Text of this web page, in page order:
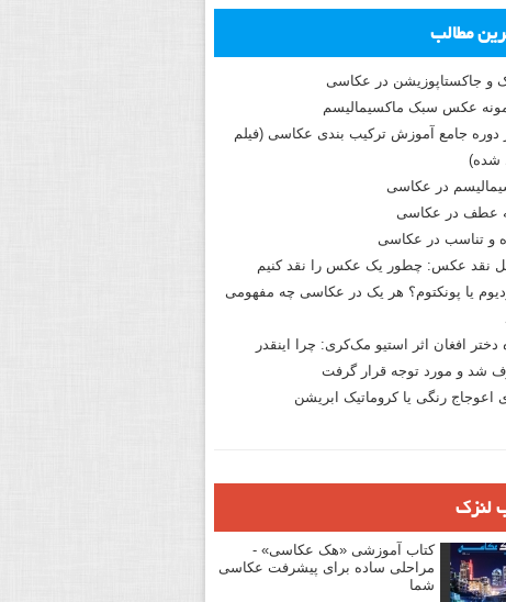
مطالب
و جاکستا‌پوزیشن در عکاسی
دوره جامع آموزش ترکیب بندی عکاسی (فیلم
شده)
در عکاسی
عطف در عکاسی
و تناسب در عکاسی
نقد عکس: چطور یک عکس را نقد کنیم
یا پونکتوم؟ هر یک در عکاسی چه مفهومی
دختر افغان اثر استیو مک‌کری: چرا اینقدر
شد و مورد توجه قرار گرفت
اعوجاج رنگی یا کروماتیک ابریشن
لنزک
کتاب آموزشی «هک عکاسی» -
مراحلی ساده برای پیشرفت عکاسی
شما